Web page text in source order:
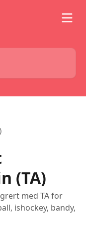
(TA)
med TA for
ishockey, bandy,